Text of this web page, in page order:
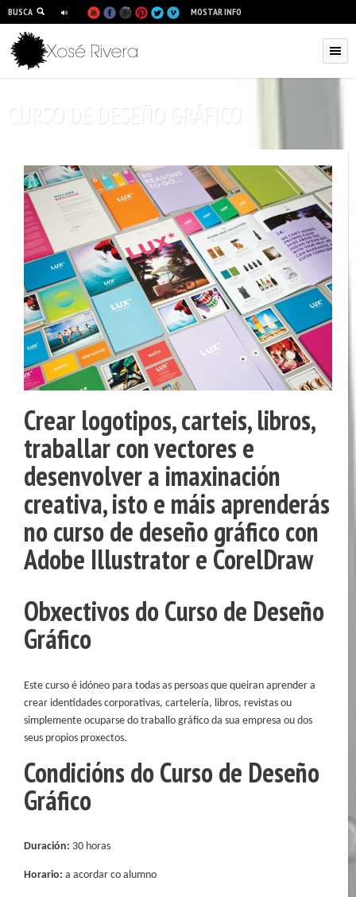
BUSCA MOSTAR INFO
CURSO DE DESEÑO GRÁFICO
Crear logotipos, carteis, libros,
traballar con vectores e
desenvolver a imaxinación
creativa, isto e máis aprenderás
no curso de deseño gráfico con
Adobe Illustrator e CorelDraw
Obxectivos do Curso de Deseño
Gráfico
Este curso é idóneo para todas as persoas que queiran aprender a
crear identidades corporativas, cartelería, libros, revistas ou
simplemente ocuparse do traballo gráfico da sua empresa ou dos
seus propios proxectos.
Condicións do Curso de Deseño
Gráfico
Duración: 30 horas
Horario: a acordar co alumno